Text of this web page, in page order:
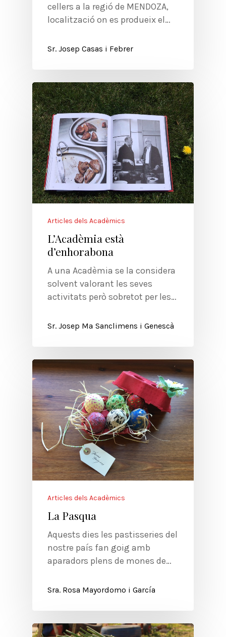
cellers a la regió de MENDOZA,
localització on es produeix el…
Sr. Josep Casas i Febrer
Articles dels Acadèmics
L’Acadèmia està
d’enhorabona
A una Acadèmia se la considera
solvent valorant les seves
activitats però sobretot per les…
Sr. Josep Mª Sanclimens i Genescà
Articles dels Acadèmics
La Pasqua
Aquests dies les pastisseries del
nostre país fan goig amb
aparadors plens de mones de…
Sra. Rosa Mayordomo i García